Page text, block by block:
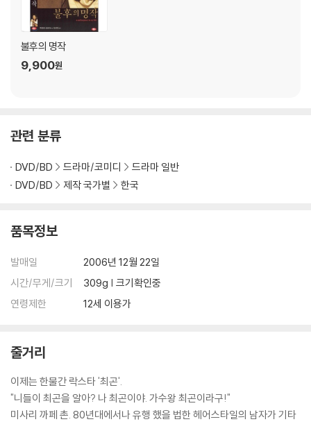
불후의 명작
9,900원
관련 분류
DVD/BD 드라마/코미디
드라마 일반
DVD/BD
제작 국가별 한국
품목정보
발매일
2006년 12월 22일
시간/무게/크기
309g | 크기확인중
연령제한
12세 이용가
줄거리
이제는 한물간 락스타 '최곤'.
"니들이 최곤을 알아? 나 최곤이야. 가수왕 최곤이라구!"
미사리 까페 촌. 80년대에서나 유행 했을 법한 헤어스타일의 남자가 기타